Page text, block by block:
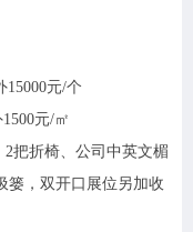
15000元/个
元/㎡
2把折椅、公司中英文楣
篓，双开口展位另加收